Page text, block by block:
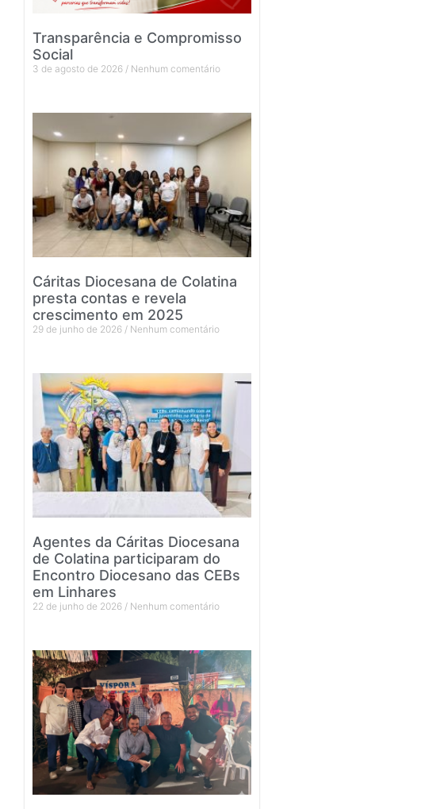
Transparência e Compromisso
Social
3 de agosto de 2026 Nenhum comentário
Cáritas Diocesana de Colatina
presta contas e revela
crescimento em 2025
29 de junho de 2026 Nenhum comentário
Agentes da Cáritas Diocesana
de Colatina participaram do
Encontro Diocesano das CEBs
em Linhares
22 de junho de 2026 Nenhum comentário